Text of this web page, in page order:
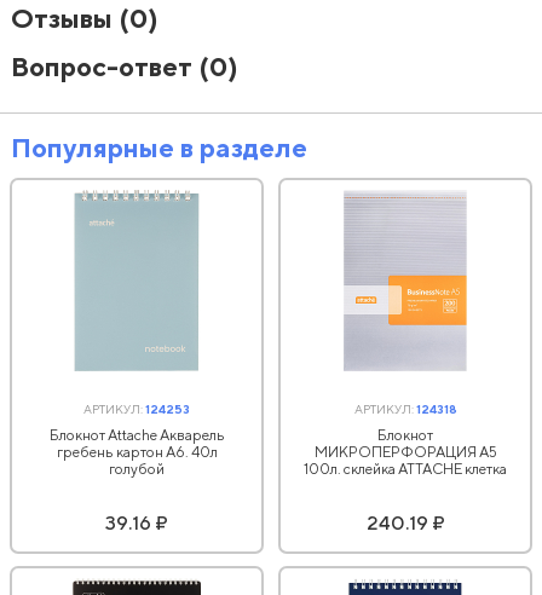
Отзывы (0)
Вопрос-ответ (0)
Популярные в разделе
АРТИКУЛ:124253
Блокнот Attache Акварель
гребень картон А6. 40л
голубой
39.16 ₽
АРТИКУЛ:124318
Блокнот
МИКРОПЕРФОРАЦИЯ А5
100л. склейка ATTACHE клетка
240.19 ₽